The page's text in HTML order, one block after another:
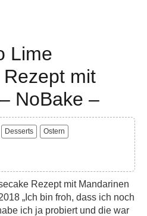
Lime
mit
NoBake –
Desserts Ostern
Rezept mit Mandarinen
„Ich bin froh, dass ich noch
ich ja probiert und die war